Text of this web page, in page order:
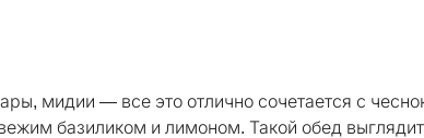
мидии — все это отлично сочетается с
базиликом и лимоном. Такой обед выглядит